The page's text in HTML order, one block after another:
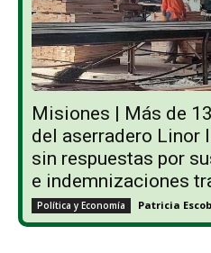
Misiones | Más de
del aserradero Linor
sin respuestas por
e indemnizaciones
Política y Economía Patricia